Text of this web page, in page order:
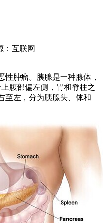
： 互联网
性肿瘤。胰腺是一种腺体，
腹部偏左侧，胃和脊柱之
至左，分为胰腺头、体和